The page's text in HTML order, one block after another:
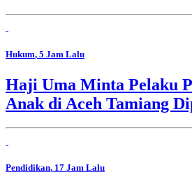
Hukum, 5 Jam Lalu
Haji Uma Minta Pelaku
Anak di Aceh Tamiang
Pendidikan, 17 Jam Lalu